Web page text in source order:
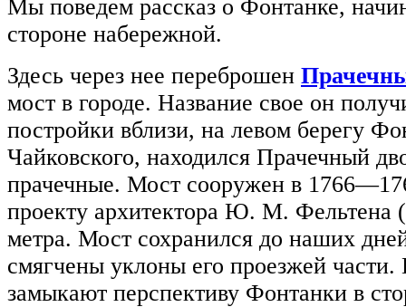
Мы поведем рассказ о Фонтанке,
стороне набережной.
Здесь через нее переброшен
мост в городе. Название свое он
постройки вблизи, на левом берегу
Чайковского, находился Прачечный
прачечные. Мост сооружен в
проекту архитектора Ю. М. Фельтена
метра. Мост сохранился до наших
смягчены уклоны его проезжей
замыкают перспективу Фонтанки в